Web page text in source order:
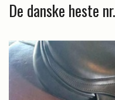
De danske heste